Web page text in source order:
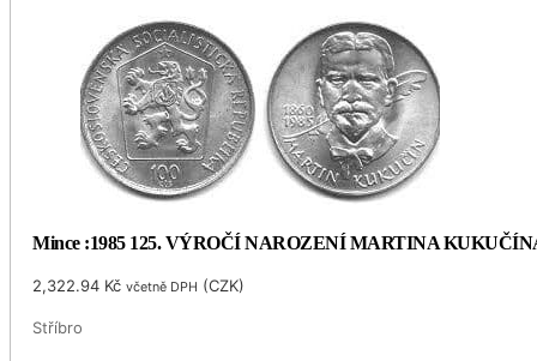
Mince :1985 125. VÝROČÍ NAROZENÍ MARTINA
2,322.94 Kč včetně DPH (CZK)
Stříbro